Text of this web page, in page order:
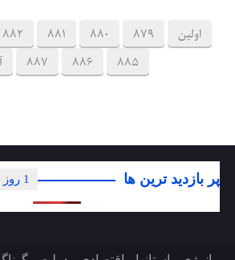
اولین 879
880
881
882
885
886
887
پر بازدید ترین ها 1 روز